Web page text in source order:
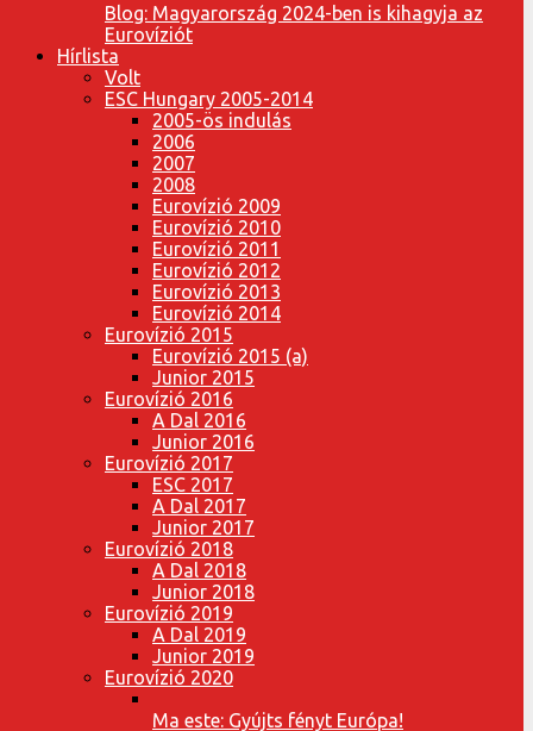
Blog: Magyarország 2024-ben is kihagyja az
Eurovíziót
Hírlista
Volt
ESC Hungary 2005-2014
2005-ös indulás
2006
2007
2008
Eurovízió 2009
Eurovízió 2010
Eurovízió 2011
Eurovízió 2012
Eurovízió 2013
Eurovízió 2014
Eurovízió 2015
Eurovízió 2015 (a)
Junior 2015
Eurovízió 2016
A Dal 2016
Junior 2016
Eurovízió 2017
ESC 2017
A Dal 2017
Junior 2017
Eurovízió 2018
A Dal 2018
Junior 2018
Eurovízió 2019
A Dal 2019
Junior 2019
Eurovízió 2020
Ma este: Gyújts fényt Európa!